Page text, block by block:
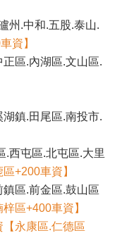
州.中和.五股.泰山.
資】
區.內湖區.文山區.
鎮.田尾區.南投市.
.西屯區.北屯區.大里
區+200車資】
區.前金區.鼓山區
區+400車資】
【永康區.仁德區